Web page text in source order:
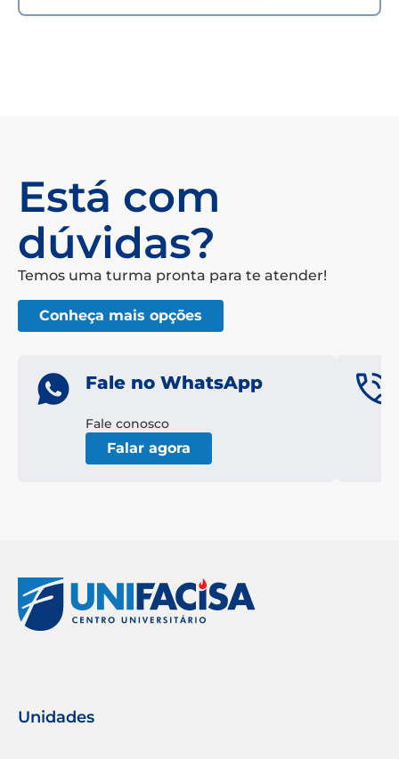
Está com
dúvidas?
Temos uma turma pronta para te atender!
Conheça mais opções
Fale no WhatsApp
Fale conosco
Falar agora
Unidades